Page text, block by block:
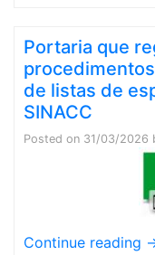
Portaria que
de listas de
SINACC
Posted on 31/03/2026
Continue reading